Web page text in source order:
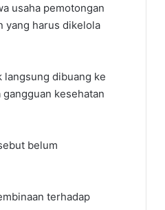
usaha pemotongan
yang harus dikelola
langsung dibuang ke
kesehatan
belum
terhadap